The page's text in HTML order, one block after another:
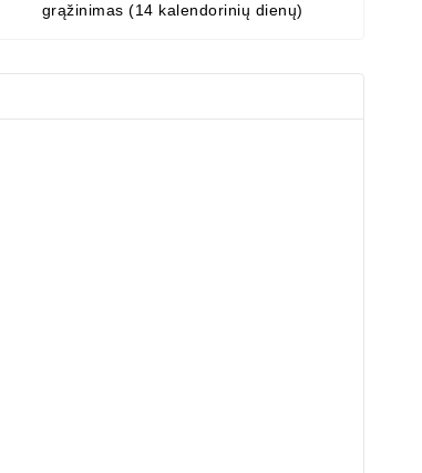
grąžinimas (14 kalendorinių dienų)